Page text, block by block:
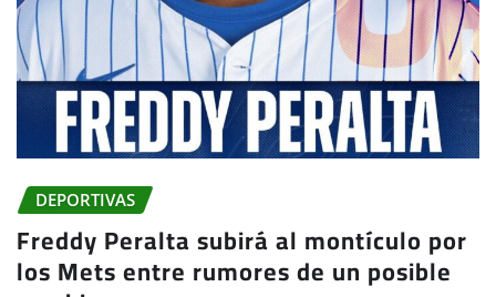
DEPORTIVAS
Freddy Peralta subirá al montículo por
los Mets entre rumores de un posible